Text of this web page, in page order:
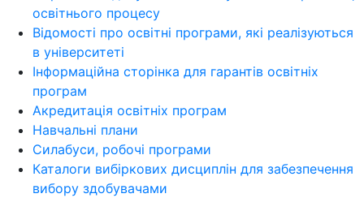
освітнього процесу
Відомості про освітні програми, які реалізуються
в університеті
Інформаційна сторінка для гарантів освітніх
програм
Акредитація освітніх програм
Навчальні плани
Силабуси, робочі програми
Каталоги вибіркових дисциплін для забезпечення
вибору здобувачами